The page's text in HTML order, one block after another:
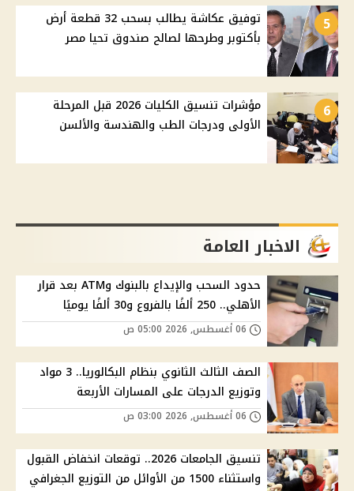
5
توفيق عكاشة يطالب بسحب 32 قطعة أرض
بأكتوبر وطرحها لصالح صندوق تحيا مصر
6
مؤشرات تنسيق الكليات 2026 قبل المرحلة
الأولى ودرجات الطب والهندسة والألسن
الاخبار العامة
حدود السحب والإيداع بالبنوك وATM بعد قرار
الأهلي.. 250 ألفًا بالفروع و30 ألفًا يوميًا
الصف الثالث الثانوي بنظام البكالوريا.. 3 مواد
وتوزيع الدرجات على المسارات الأربعة
تنسيق الجامعات 2026.. توقعات انخفاض القبول
واستثناء 1500 من الأوائل من التوزيع الجغرافي